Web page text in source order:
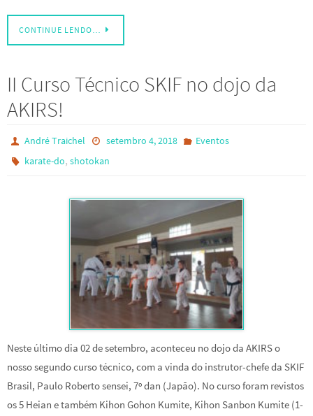
CONTINUE LENDO…
II Curso Técnico SKIF no dojo da
AKIRS!
André Traichel setembro 4, 2018
Eventos
karate-do,shotokan
Neste último dia 02 de setembro, aconteceu no dojo da AKIRS o
nosso segundo curso técnico, com a vinda do instrutor-chefe da SKIF
Brasil, Paulo Roberto sensei, 7º dan (Japão). No curso foram revistos
os 5 Heian e também Kihon Gohon Kumite, Kihon Sanbon Kumite (1-